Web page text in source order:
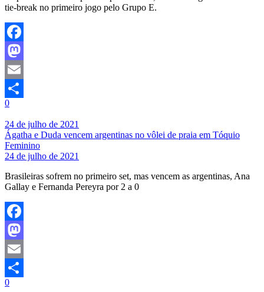
tie-break no primeiro jogo pelo Grupo E.
Facebook
Mastodon
Email
Share
0
24 de julho de 2021
Ágatha e Duda vencem argentinas no vôlei de praia em Tóquio
Feminino
24 de julho de 2021
Brasileiras sofrem no primeiro set, mas vencem as argentinas, Ana
Gallay e Fernanda Pereyra por 2 a 0
Facebook
Mastodon
Email
Share
0